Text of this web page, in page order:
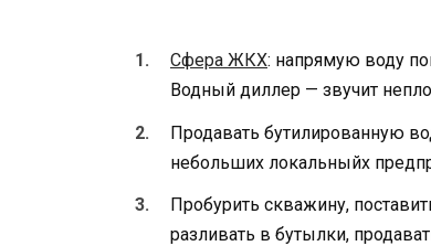
Сфера ЖКХ: напрямую воду
Водный диллер — звучит
Продавать бутилированную
небольших локальныйх
Пробурить скважину,
разливать в бутылки,